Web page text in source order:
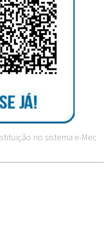
no sistema e-Mec